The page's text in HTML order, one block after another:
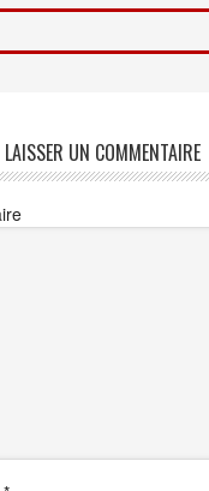
LAISSER UN COMMENTAIRE